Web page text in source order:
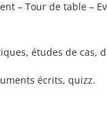
– Tour de table –
études de cas,
écrits, quizz.